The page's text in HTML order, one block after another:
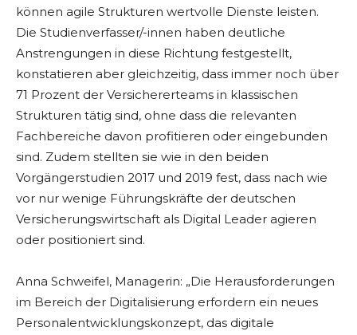
können agile Strukturen wertvolle Dienste leisten.
Die Studienverfasser/-innen haben deutliche
Anstrengungen in diese Richtung festgestellt,
konstatieren aber gleichzeitig, dass immer noch über
71 Prozent der Versichererteams in klassischen
Strukturen tätig sind, ohne dass die relevanten
Fachbereiche davon profitieren oder eingebunden
sind. Zudem stellten sie wie in den beiden
Vorgängerstudien 2017 und 2019 fest, dass nach wie
vor nur wenige Führungskräfte der deutschen
Versicherungswirtschaft als Digital Leader agieren
oder positioniert sind.
Anna Schweifel, Managerin: „Die Herausforderungen
im Bereich der Digitalisierung erfordern ein neues
Personalentwicklungskonzept, das digitale